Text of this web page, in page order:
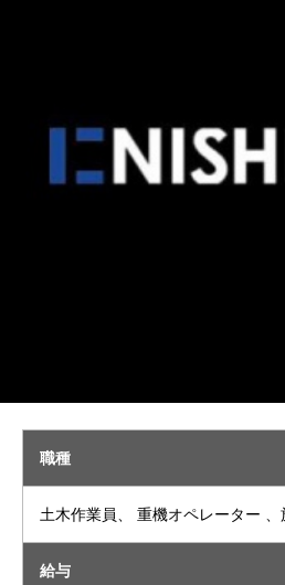
職種
土木作業員、 重機オペレーター
給与